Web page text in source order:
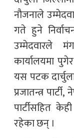
नौजनाले
गते हुने
उम्मेदवारले
कार्यालयमा
यस पटक
प्रजातन्त्र
पार्टीसहित
रहेका छन् ।